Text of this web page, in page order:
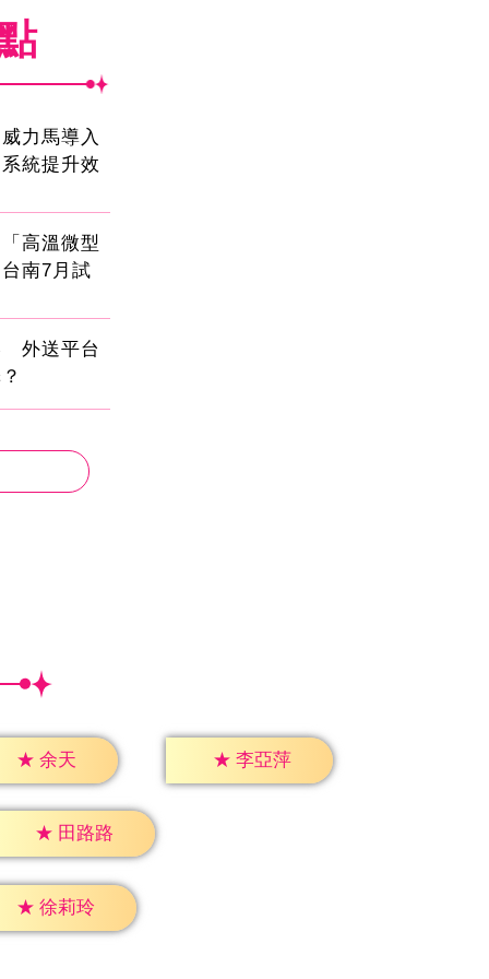
力馬導入
統提升效
高溫微型
南7月試
外送平台
★ 余天 ★ 李亞萍
★ 田路路
★ 徐莉玲